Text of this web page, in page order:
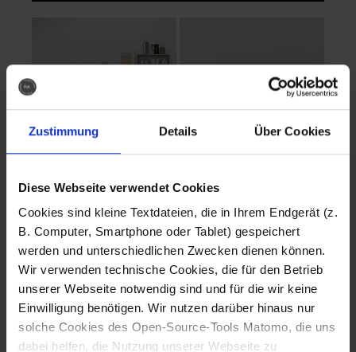
Zustimmung Details Über Cookies
Diese Webseite verwendet Cookies
Cookies sind kleine Textdateien, die in Ihrem Endgerät (z.
B. Computer, Smartphone oder Tablet) gespeichert
werden und unterschiedlichen Zwecken dienen können.
Wir verwenden technische Cookies, die für den Betrieb
unserer Webseite notwendig sind und für die wir keine
Einwilligung benötigen. Wir nutzen darüber hinaus nur
solche Cookies des Open-Source-Tools Matomo, die uns
dabei helfen, die Nutzung unserer Webseite zu
Fotografo: Lorenz
Sternbach
Download
Fotografo: Lorenz
Sternbach
Download